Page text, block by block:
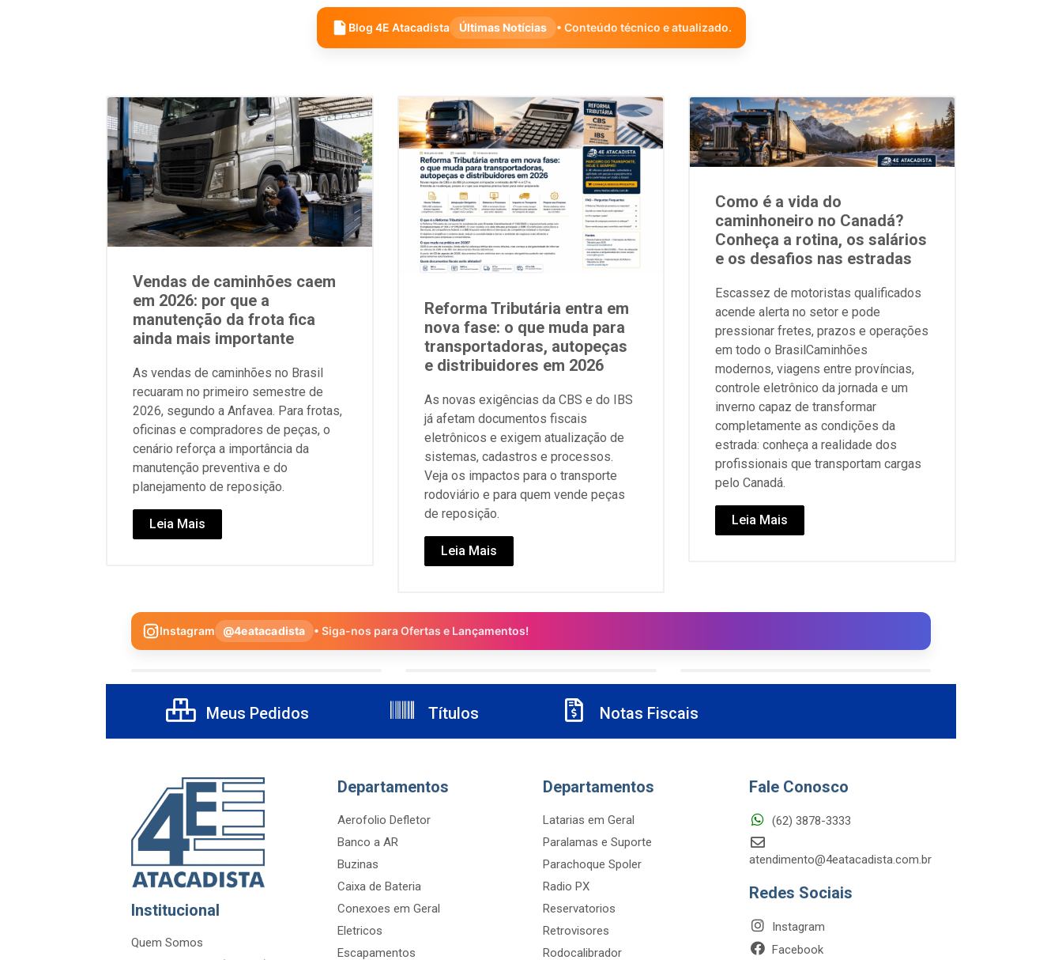
Blog 4E Atacadista Últimas Notícias • Conteúdo técnico e atualizado.
Vendas de caminhões caem
em 2026: por que a
manutenção da frota fica
ainda mais importante
As vendas de caminhões no Brasil
recuaram no primeiro semestre de
2026, segundo a Anfavea. Para frotas,
oficinas e compradores de peças, o
cenário reforça a importância da
manutenção preventiva e do
planejamento de reposição.
Leia Mais
Reforma Tributária entra em
nova fase: o que muda para
transportadoras, autopeças
e distribuidores em 2026
As novas exigências da CBS e do IBS
já afetam documentos fiscais
eletrônicos e exigem atualização de
sistemas, cadastros e processos.
Veja os impactos para o transporte
rodoviário e para quem vende peças
de reposição.
Leia Mais
Como é a vida do
caminhoneiro no Canadá?
Conheça a rotina, os salários
e os desafios nas estradas
Escassez de motoristas qualificados
acende alerta no setor e pode
pressionar fretes, prazos e operações
em todo o BrasilCaminhões
modernos, viagens entre províncias,
controle eletrônico da jornada e um
inverno capaz de transformar
completamente as condições da
estrada: conheça a realidade dos
profissionais que transportam cargas
pelo Canadá.
Leia Mais
Instagram @4eatacadista • Siga-nos para Ofertas e Lançamentos!
Meus Pedidos Títulos Notas Fiscais
Institucional
Quem Somos
Departamentos
Aerofolio Defletor
Banco a AR
Buzinas
Caixa de Bateria
Conexoes em Geral
Eletricos
Escapamentos
Departamentos
Latarias em Geral
Paralamas e Suporte
Parachoque Spoler
Radio PX
Reservatorios
Retrovisores
Rodocalibrador
Fale Conosco
(62) 3878-3333
atendimento@4eatacadista.com.br
Redes Sociais
Instagram
Facebook